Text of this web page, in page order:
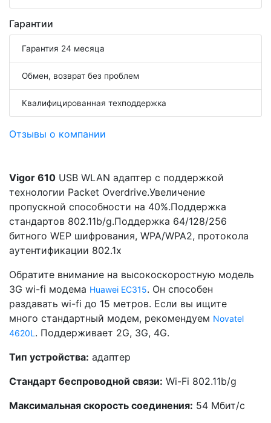
Гарантии
Гарантия 24 месяца
Обмен, возврат без проблем
Квалифицированная техподдержка
Отзывы о компании
Vigor 610 USB WLAN адаптер с поддержкой
технологии Packet Overdrive.Увеличение
пропускной способности на 40%.Поддержка
стандартов 802.11b/g.Поддержка 64/128/256
битного WEP шифрования, WPA/WPA2, протокола
аутентификации 802.1х
Обратите внимание на высокоскоростную модель
3G wi-fi модема Huawei EC315. Он способен
раздавать wi-fi до 15 метров. Если вы ищите
много стандартный модем, рекомендуем Novatel
4620L . Поддерживает 2G, 3G, 4G.
Тип устройства: адаптер
Стандарт беспроводной связи: Wi-Fi 802.11b/g
Максимальная скорость соединения: 54 Мбит/с